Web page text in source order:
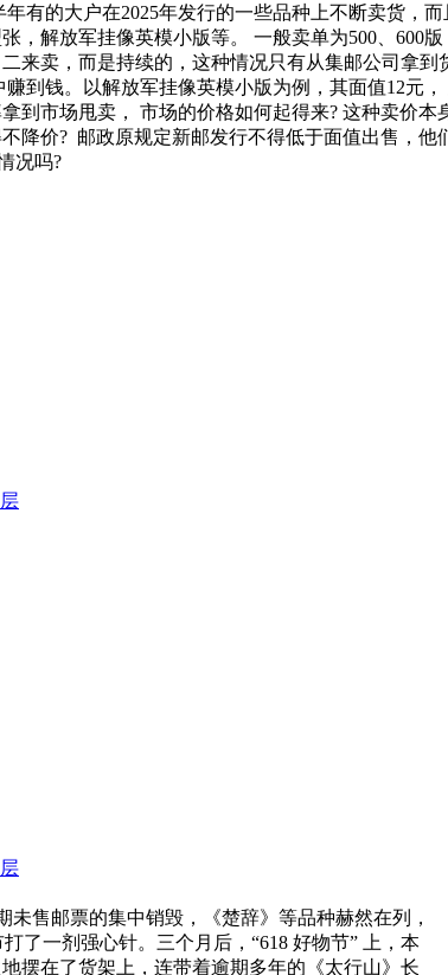
有的大户在2025年发行的一些品种上不断卖货，
，解放军挂像英模小版等。 一般卖单为500、600版
来卖，而是持续的，这种情况只有从集邮公司拿到
到钱。以解放军挂像英模小版为例，其面值12元
到市场甩卖， 市场的价格如何起得来? 这种卖价本
降价? 邮政原规定新邮发行不得低于面值出售，他
况吗?
未售邮票的集中销毁，《楚辞》等品种赫然在列，
了一剂强心针。三个月后，“618 好物节” 上，本
摆在了货架上，连带着逾期多年的《太行山》长